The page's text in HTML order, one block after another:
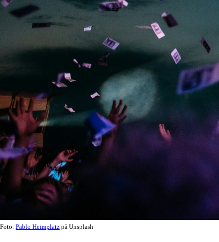
Foto: Pablo Heimplatz på Unsplash